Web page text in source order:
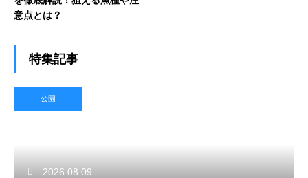
意点とは？
特集記事
公園
2026.08.09